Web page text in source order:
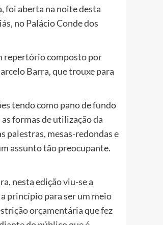
foi aberta na noite desta
no Palácio Conde dos
repertório composto por
Barra, que trouxe para
tendo como pano de fundo
formas de utilização da
palestras, mesas-redondas e
assunto tão preocupante.
nesta edição viu-se a
princípio para ser um meio
orçamentária que fez